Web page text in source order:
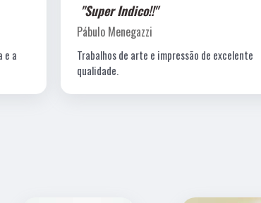
a
"Super Indico!!"
Pábulo Menegazzi
Trabalhos de arte e impressão de excelente
qualidade.